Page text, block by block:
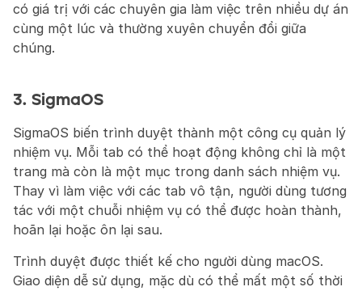
có giá trị với các chuyên gia làm việc trên nhiều dự án
cùng một lúc và thường xuyên chuyển đổi giữa
chúng.
3. SigmaOS
SigmaOS biến trình duyệt thành một công cụ quản lý
nhiệm vụ. Mỗi tab có thể hoạt động không chỉ là một
trang mà còn là một mục trong danh sách nhiệm vụ.
Thay vì làm việc với các tab vô tận, người dùng tương
tác với một chuỗi nhiệm vụ có thể được hoàn thành,
hoãn lại hoặc ôn lại sau.
Trình duyệt được thiết kế cho người dùng macOS.
Giao diện dễ sử dụng, mặc dù có thể mất một số thời